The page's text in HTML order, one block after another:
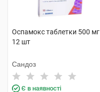
Оспамокс таблетки 500 мг
12 шт
Сандоз
Є в наявності